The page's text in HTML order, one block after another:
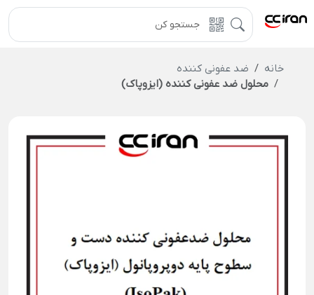
خانه
ضد عفونی کننده
محلول ضد عفونی کننده (ایزوپاک)